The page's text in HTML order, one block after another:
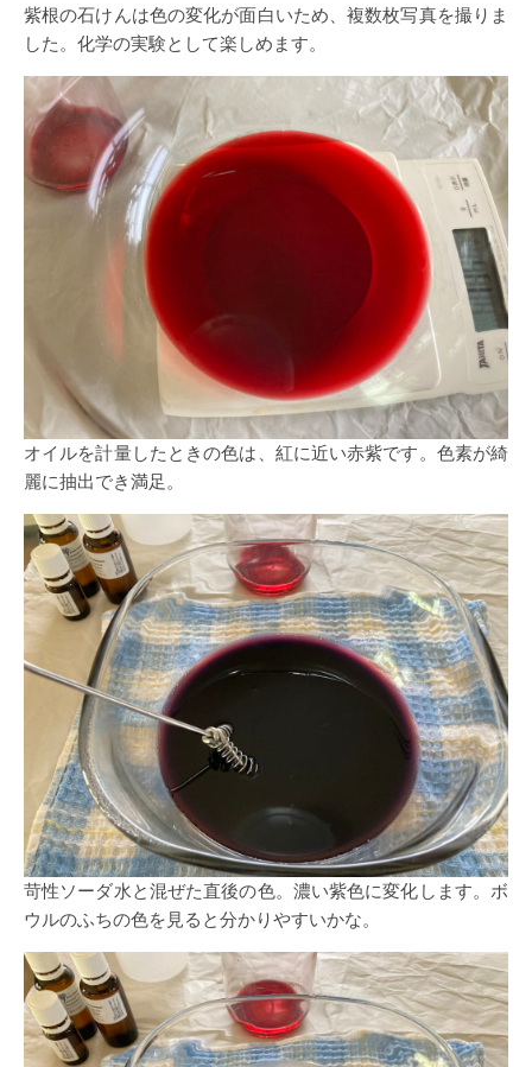
紫根の石けんは色の変化が面白いため、複数枚写真を撮りま
した。化学の実験として楽しめます。
オイルを計量したときの色は、紅に近い赤紫です。色素が綺
麗に抽出でき満足。
苛性ソーダ水と混ぜた直後の色。濃い紫色に変化します。ボ
ウルのふちの色を見ると分かりやすいかな。